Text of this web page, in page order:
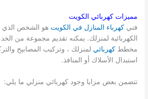
مميزات كهربائي الكويت
فني كهرباء المنازل في الكويت هو الشخص الذي
الكهربائية لمنزلك. يمكنه تقديم مجموعة من
مخططكهربائي لمنزلك ، وتركيب المصابيح
استبدال الأسلاك أو المنافذ.
تتضمن بعض مزايا وجود كهربائي منزلي ما يلي: